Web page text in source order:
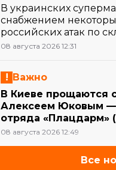
В украинских
снабжением
российских атак по
08 августа 2026 12:31
Важно
В Киеве прощаются
Алексеем Юковым —
отряда «Плацдарм»
08 августа 2026 12:49
Все